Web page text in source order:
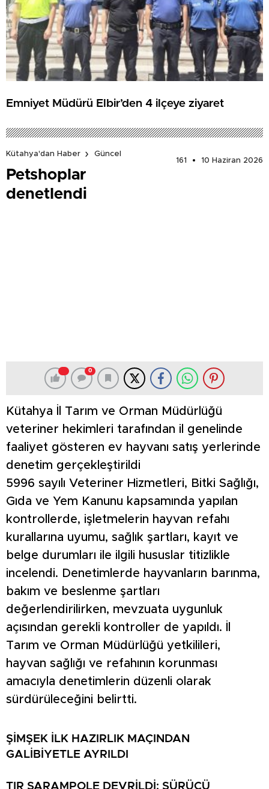
Emniyet Müdürü Elbir’den 4 ilçeye ziyaret
Kütahya'dan Haber
Güncel
161
10 Haziran 2026
Petshoplar
denetlendi
0
Kütahya İl Tarım ve Orman Müdürlüğü
veteriner hekimleri tarafından il genelinde
faaliyet gösteren ev hayvanı satış yerlerinde
denetim gerçekleştirildi
5996 sayılı Veteriner Hizmetleri, Bitki Sağlığı,
Gıda ve Yem Kanunu kapsamında yapılan
kontrollerde, işletmelerin hayvan refahı
kurallarına uyumu, sağlık şartları, kayıt ve
belge durumları ile ilgili hususlar titizlikle
incelendi. Denetimlerde hayvanların barınma,
bakım ve beslenme şartları
değerlendirilirken, mevzuata uygunluk
açısından gerekli kontroller de yapıldı. İl
Tarım ve Orman Müdürlüğü yetkilileri,
hayvan sağlığı ve refahının korunması
amacıyla denetimlerin düzenli olarak
sürdürüleceğini belirtti.